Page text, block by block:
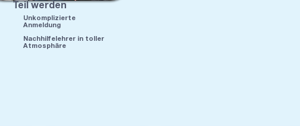
Teil werden
Unkomplizierte
Anmeldung
Nachhilfelehrer in toller
Atmosphäre